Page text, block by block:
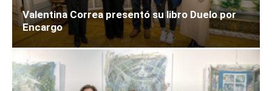
Valentina Correa presentó su libro Duelo por
Encargo